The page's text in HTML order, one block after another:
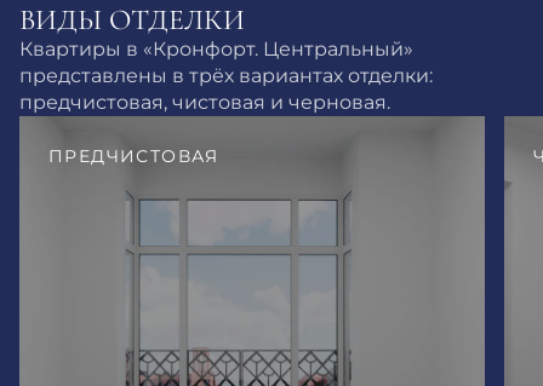
ВИДЫ ОТДЕЛКИ
Квартиры в «Кронфорт. Центральный»
представлены в трёх вариантах отделки:
предчистовая, чистовая и черновая.
ПРЕДЧИСТОВАЯ